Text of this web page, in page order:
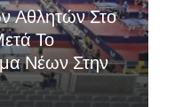
Αθλητών Στο
Το
Νέων Στην